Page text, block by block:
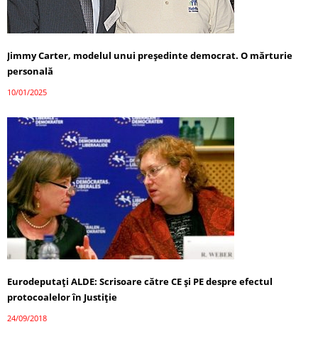
Jimmy Carter, modelul unui președinte democrat. O mărturie
personală
10/01/2025
Eurodeputaţi ALDE: Scrisoare către CE și PE despre efectul
protocoalelor în Justiţie
24/09/2018